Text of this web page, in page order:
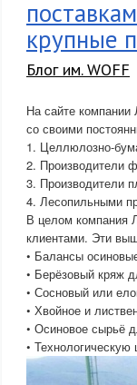
крупные
Блог им. WOFF
На сайте
со своими
1. Целлюлозно-
2. Производители
3. Производители
4. Лесопильными
В целом компания
клиентами. Эти
• Балансы
• Берёзовый кряж
• Сосновый или
• Хвойное и
• Осиновое сырьё
•